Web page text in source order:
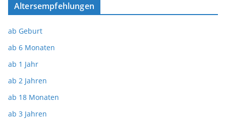
Altersempfehlungen
ab Geburt
ab 6 Monaten
ab 1 Jahr
ab 2 Jahren
ab 18 Monaten
ab 3 Jahren